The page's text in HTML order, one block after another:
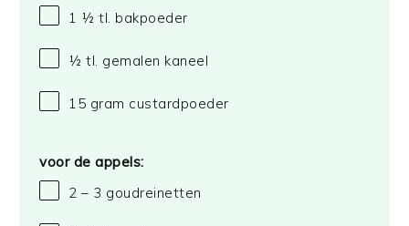
1 ½ tl. bakpoeder
½ tl. gemalen kaneel
15 gram custardpoeder
voor de appels:
2 – 3 goudreinetten